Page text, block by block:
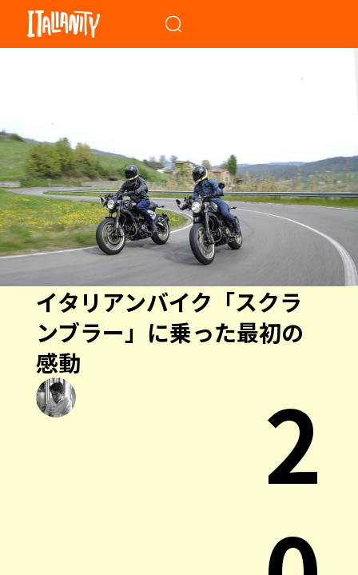
イタリアンバイク「スクラ
ンブラー」に乗った最初の
感動
2